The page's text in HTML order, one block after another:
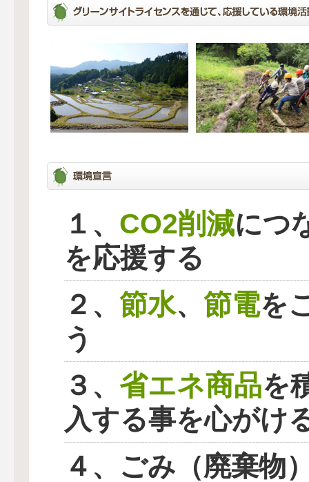
１、 CO2削減につ
を応援する
２、 節水、 節電を
う
３、 省エネ商品を
入する事を心がけ
４、ごみ（廃棄物